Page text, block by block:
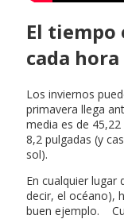
El tiempo
cada hora
Los inviernos
primavera llega
media es de
8,2 pulgadas (y
sol).
En cualquier lugar
decir, el océano),
buen ejemplo.